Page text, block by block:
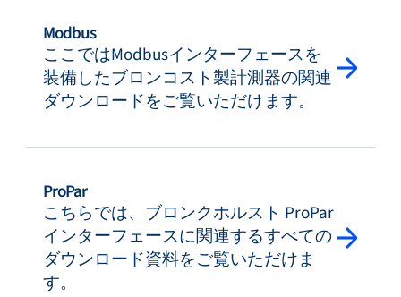
Modbus
ここではModbusインターフェースを
装備したブロンコスト製計測器の関連
ダウンロードをご覧いただけます。
ProPar
こちらでは、ブロンクホルスト ProPar
インターフェースに関連するすべての
ダウンロード資料をご覧いただけま
す。